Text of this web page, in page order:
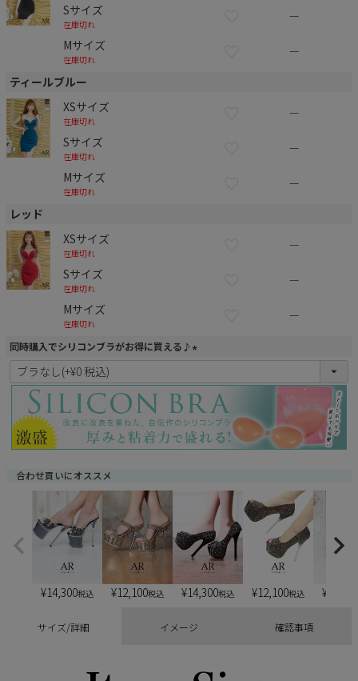
Sサイズ
在庫切れ
—
Mサイズ
在庫切れ
—
ティールブルー
XSサイズ
在庫切れ
—
Sサイズ
在庫切れ
—
Mサイズ
在庫切れ
—
レッド
XSサイズ
在庫切れ
—
Sサイズ
在庫切れ
—
Mサイズ
在庫切れ
—
同時購入でシリコンブラがお得に買える♪
(
須
)
合わせ買いにオススメ
¥14,300税込 ¥12,100税込 ¥14,300税込 ¥12,100税込 ¥
サイズ/詳細 イメージ 確認事項